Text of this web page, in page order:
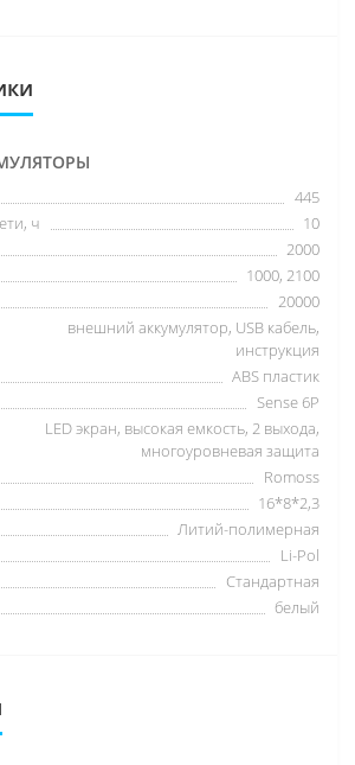
445
ч
10
2000
1000, 2100
20000
внешний аккумулятор, USB кабель,
инструкция
ABS пластик
Sense 6P
LED экран, высокая емкость, 2 выхода,
многоуровневая защита
Romoss
16*8*2,3
Литий-полимерная
Li-Pol
Стандартная
белый